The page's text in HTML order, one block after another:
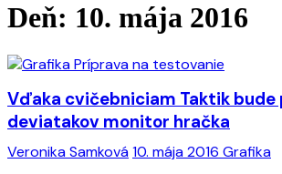
Deň: 10. mája 2016
Veronika Samková10. mája 2016 Grafika
Vďaka cvičebniciam Taktik bude
deviatakov monitor hračka